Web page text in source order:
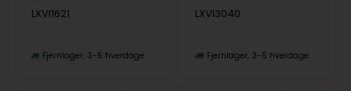
LXVI1621
Fjernlager 3-5 hverdage
LXVI3040
Fjernlager 3-5 hverdage